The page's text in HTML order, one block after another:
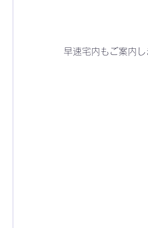
早速宅内もご案内し